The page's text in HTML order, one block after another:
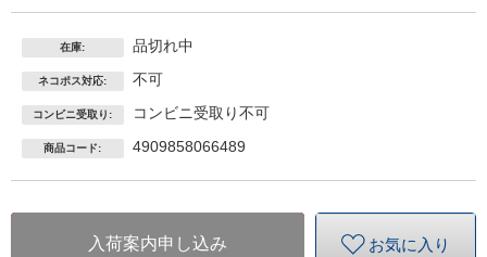
在庫: 品切れ中
ネコポス対応: 不可
コンビニ受取り: コンビニ受取り不可
商品コード: 4909858066489
入荷案内申し込み お気に入り